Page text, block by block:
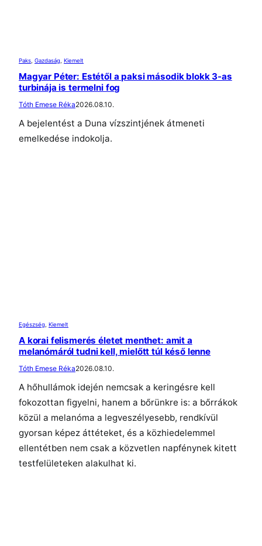
Paks Gazdaság Kiemelt
Magyar Péter: Estétől a paksi második blokk 3-as
turbinája is termelni fog
Tóth Emese Réka2026.08.10.
A bejelentést a Duna vízszintjének átmeneti
emelkedése indokolja.
Egészség Kiemelt
A korai felismerés életet menthet: amit a
melanómáról tudni kell, mielőtt túl késő lenne
Tóth Emese Réka2026.08.10.
A hőhullámok idején nemcsak a keringésre kell
fokozottan figyelni, hanem a bőrünkre is: a bőrrákok
közül a melanóma a legveszélyesebb, rendkívül
gyorsan képez áttéteket, és a közhiedelemmel
ellentétben nem csak a közvetlen napfénynek kitett
testfelületeken alakulhat ki.